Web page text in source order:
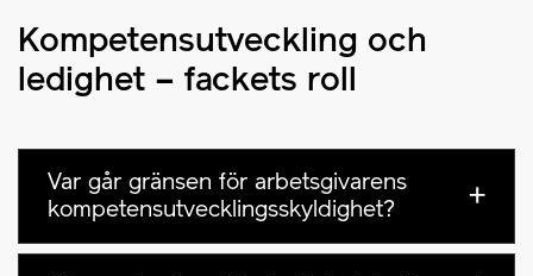
Kompetensutveckling och
ledighet – fackets roll
Var går gränsen för arbetsgivarens
kompetensutvecklingsskyldighet?